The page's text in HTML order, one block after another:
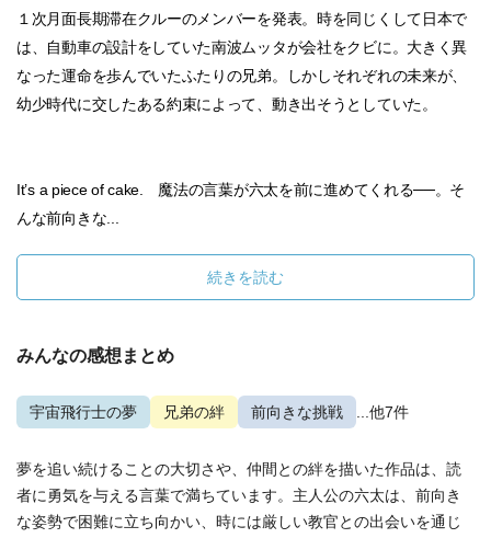
１次月面長期滞在クルーのメンバーを発表。時を同じくして日本で
は、自動車の設計をしていた南波ムッタが会社をクビに。大きく異
なった運命を歩んでいたふたりの兄弟。しかしそれぞれの未来が、
幼少時代に交したある約束によって、動き出そうとしていた。
It’s a piece of cake. 魔法の言葉が六太を前に進めてくれる──。そ
んな前向きな...
続きを読む
みんなの感想まとめ
宇宙飛行士の夢 兄弟の絆 前向きな挑戦 ...他7件
夢を追い続けることの大切さや、仲間との絆を描いた作品は、読
者に勇気を与える言葉で満ちています。主人公の六太は、前向き
な姿勢で困難に立ち向かい、時には厳しい教官との出会いを通じ